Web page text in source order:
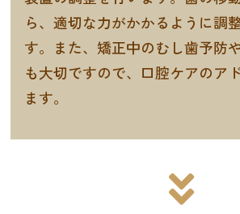
ら、適切な力がかかるように調
す。また、矯正中のむし歯予防
も大切ですので、口腔ケアのア
ます。